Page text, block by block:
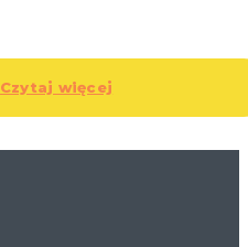
Czytaj więcej